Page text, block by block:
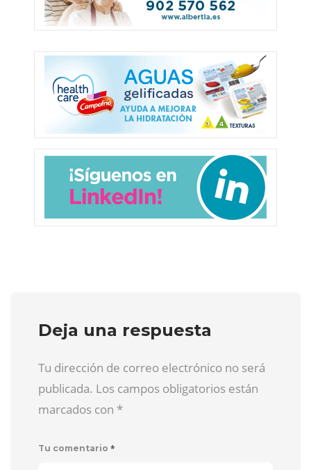
Deja una respuesta
Tu dirección de correo electrónico no será
publicada. Los campos obligatorios están
marcados con *
Tu comentario *